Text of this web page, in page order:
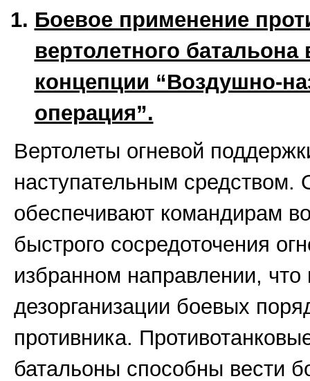
Боевое применение
вертолетного батальона
концепции “Воздушно-
операция”.
Вертолеты огневой
наступательным средством.
обеспечивают командирам
быстрого сосредоточения
избранном направлении, что
дезорганизации боевых
противника.
батальоны способны вести